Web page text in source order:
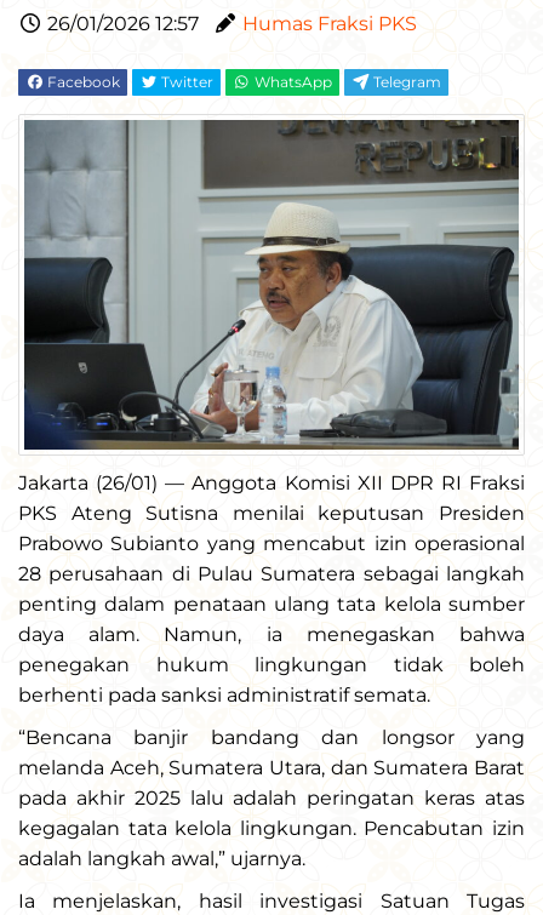
26/01/2026 12:57 Humas Fraksi PKS
Facebook Twitter WhatsApp Telegram
Jakarta (26/01) — Anggota Komisi XII DPR RI Fraksi
PKS Ateng Sutisna menilai keputusan Presiden
Prabowo Subianto yang mencabut izin operasional
28 perusahaan di Pulau Sumatera sebagai langkah
penting dalam penataan ulang tata kelola sumber
daya alam. Namun, ia menegaskan bahwa
penegakan hukum lingkungan tidak boleh
berhenti pada sanksi administratif semata.
“Bencana banjir bandang dan longsor yang
melanda Aceh, Sumatera Utara, dan Sumatera Barat
pada akhir 2025 lalu adalah peringatan keras atas
kegagalan tata kelola lingkungan. Pencabutan izin
adalah langkah awal,” ujarnya.
Ia menjelaskan, hasil investigasi Satuan Tugas